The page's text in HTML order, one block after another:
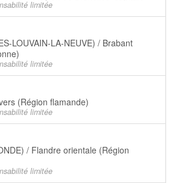
limitée
LOUVAIN-LA-NEUVE) / Brabant
limitée
(Région flamande)
limitée
/ Flandre orientale (Région
limitée